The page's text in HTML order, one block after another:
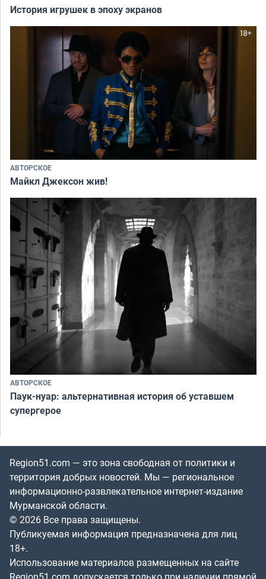
История игрушек в эпоху экранов
АВТОРСКОЕ
Майкл Джексон жив!
АВТОРСКОЕ
Паук-нуар: альтернативная история об уставшем
супергерое
Region51.com — это зона свободная от политики и
территория добрых новостей. Мы — региональное
информационно-развлекательное интернет-издание
Мурманской области.
© 2026 Все права защищены.
Публикуемая информация предназначена для лиц
18+.
Использование материалов размещенных на сайте